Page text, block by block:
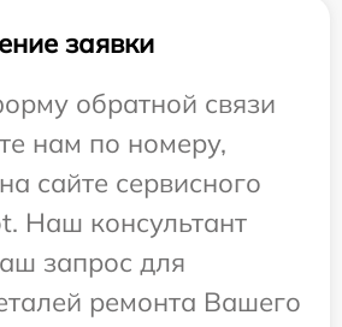
заявки
обратной связи
нам по номеру,
сайте сервисного
Наш консультант
запрос для
ремонта Вашего